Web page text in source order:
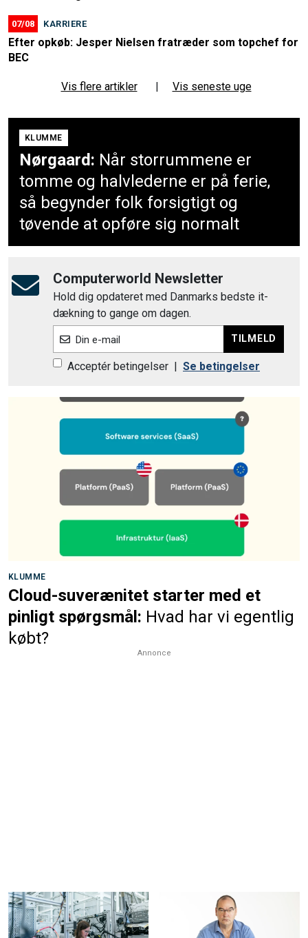
07/08 KARRIERE
Efter opkøb: Jesper Nielsen fratræder som topchef for
BEC
Vis flere artikler | Vis seneste uge
KLUMME
Nørgaard: Når storrummene er
tomme og halvlederne er på ferie,
så begynder folk forsigtigt og
tøvende at opføre sig normalt
Computerworld Newsletter
Hold dig opdateret med Danmarks bedste it-
dækning to gange om dagen.
Din e-mail TILMELD
Acceptér betingelser | Se betingelser
KLUMME
Cloud-suverænitet starter med et
pinligt spørgsmål: Hvad har vi egentlig
købt?
Annonce